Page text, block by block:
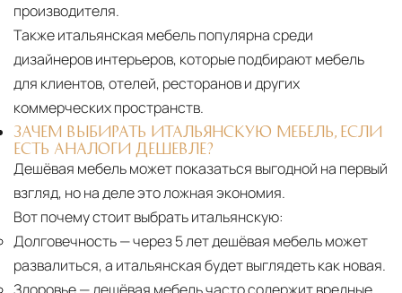
производителя.
Также итальянская мебель популярна среди
дизайнеров интерьеров, которые подбирают мебель
для клиентов, отелей, ресторанов и других
коммерческих пространств.
ЗАЧЕМ ВЫБИРАТЬ ИТАЛЬЯНСКУЮ МЕБЕЛЬ, ЕСЛИ
ЕСТЬ АНАЛОГИ ДЕШЕВЛЕ?
Дешёвая мебель может показаться выгодной на первый
взгляд, но на деле это ложная экономия.
Вот почему стоит выбрать итальянскую:
Долговечность— через 5 лет дешёвая мебель может
развалиться, а итальянская будет выглядеть как новая.